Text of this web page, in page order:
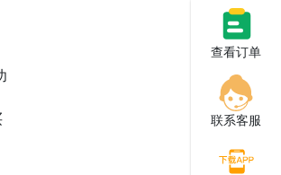
查看订单
联系客服